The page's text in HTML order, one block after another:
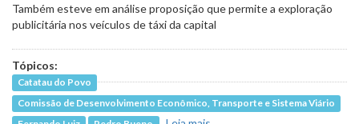
Também esteve em análise proposição que permite a exploração
publicitária nos veículos de táxi da capital
Tópicos:
Catatau do Povo
Comissão de Desenvolvimento Econômico, Transporte e Sistema Viário